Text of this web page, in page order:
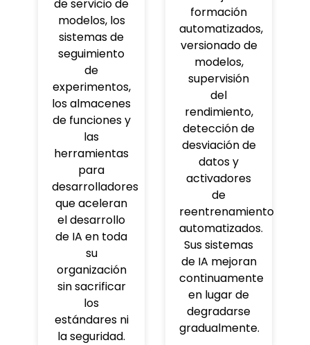
de servicio de
modelos, los
sistemas de
seguimiento
de
experimentos,
los almacenes
de funciones y
las
herramientas
para
desarrolladores
que aceleran
el desarrollo
de IA en toda
su
organización
sin sacrificar
los
estándares ni
la seguridad.
formación
automatizados,
versionado de
modelos,
supervisión
del
rendimiento,
detección de
desviación de
datos y
activadores
de
reentrenamiento
automatizados.
Sus sistemas
de IA mejoran
continuamente
en lugar de
degradarse
gradualmente.